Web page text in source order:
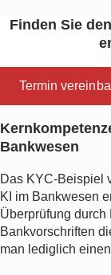
Finden Sie
Termin
Bankwesen
Das KYC-Beispiel
KI im Bankwesen
Überprüfung
Bankvorschriften
man lediglich